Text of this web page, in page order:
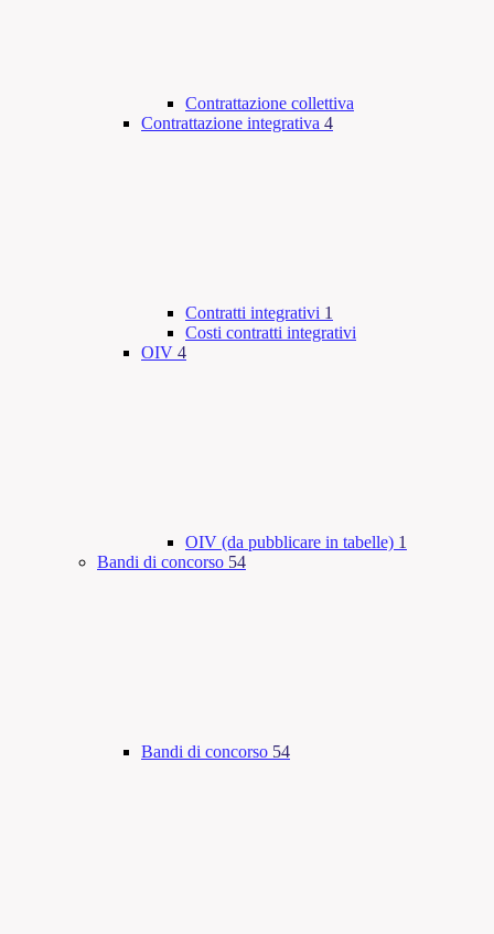
Contrattazione collettiva
Contrattazione integrativa 4
Contratti integrativi 1
Costi contratti integrativi
OIV 4
OIV (da pubblicare in tabelle) 1
Bandi di concorso 54
Bandi di concorso 54